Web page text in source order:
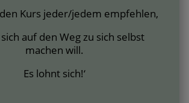
Kurs jeder/jedem empfehlen,
auf den Weg zu sich selbst
machen will.
Es lohnt sich!‘